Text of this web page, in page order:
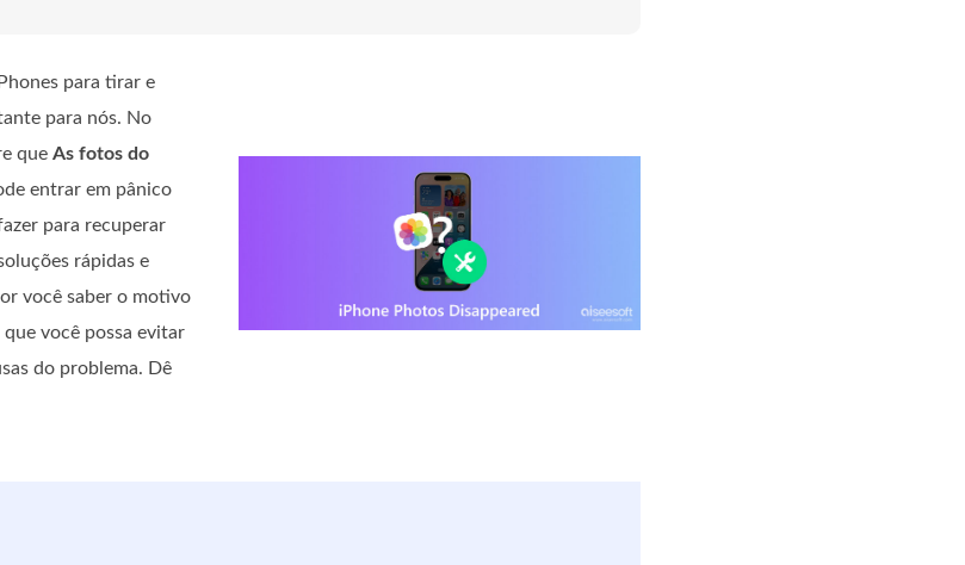
para tirar e
para nós. No
que As fotos do
entrar em pânico
para recuperar
rápidas e
você saber o motivo
você possa evitar
do problema. Dê